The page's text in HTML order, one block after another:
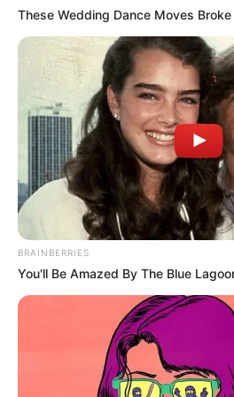
Festival Film Indonesia 2018.
Saat masih berpacaran dengan
Astrid selingkuh sebanyak dua kali.
Pernah berpacaran dengan Renny
DKI Jakarta pada waktu itu.
Di tahun 2007, ia pernah diteror
SMA. Peneror akhirnya ditemukan
Ia mengungkapkan rasa cintanya
acara Inbox dan meminta Giselle
April 2012.
Ia dan Giselle resmi menikah pada
Luhur, Uluwatu, Bali.
Anaknya bersama Giselle yang
Marten lahir pada 16 Januari 2015.
These Wedding Dance Moves
BRAINBERRIES
You'll Be Amazed By The Blue